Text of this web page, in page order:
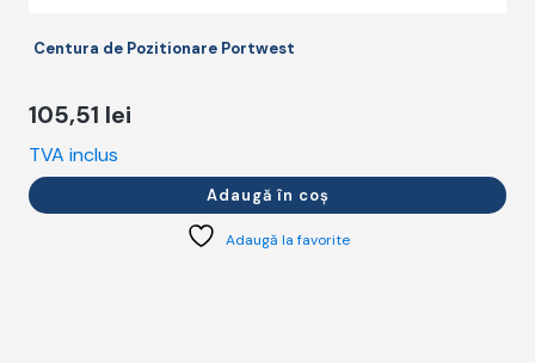
Centura de Pozitionare Portwest
105,51 lei
TVA inclus
Adaugă în coș
Adaugă la favorite